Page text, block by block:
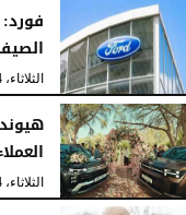
الثلاثاء، 4 أغسطس 2026
الثلاثاء، 4 أغسطس 2026